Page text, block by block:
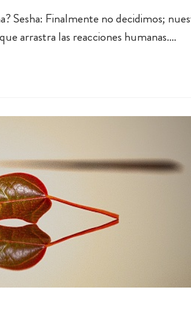
Sesha: Finalmente no decidimos;
arrastra las reacciones humanas.…